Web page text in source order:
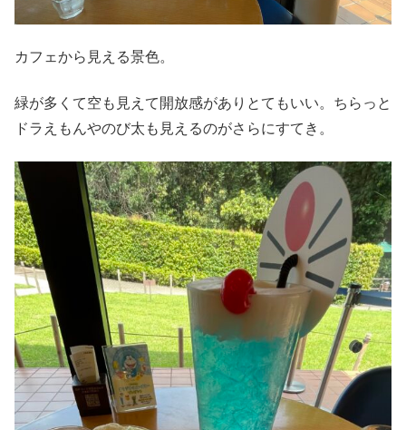
カフェから見える景色。
緑が多くて空も見えて開放感がありとてもいい。ちらっと
ドラえもんやのび太も見えるのがさらにすてき。